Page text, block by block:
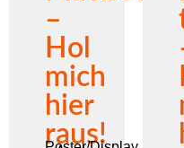
–
Hol
mich
hier
raus!